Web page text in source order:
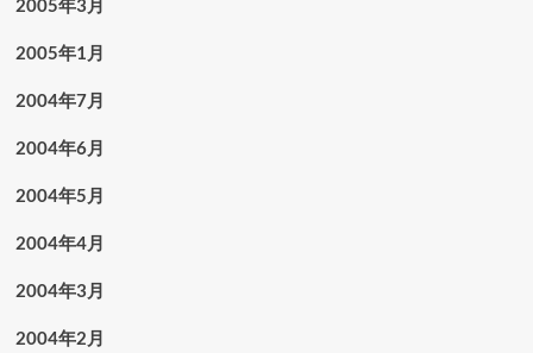
2005年3月
2005年1月
2004年7月
2004年6月
2004年5月
2004年4月
2004年3月
2004年2月